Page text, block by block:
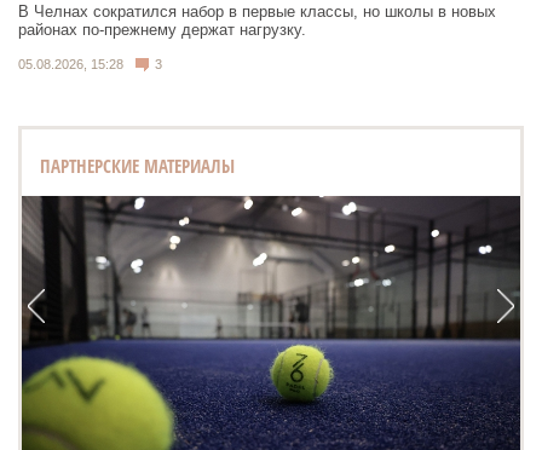
В Челнах сократился набор в первые классы, но школы в новых
районах по-прежнему держат нагрузку.
05.08.2026, 15:28 3
ПАРТНЕРСКИЕ МАТЕРИАЛЫ